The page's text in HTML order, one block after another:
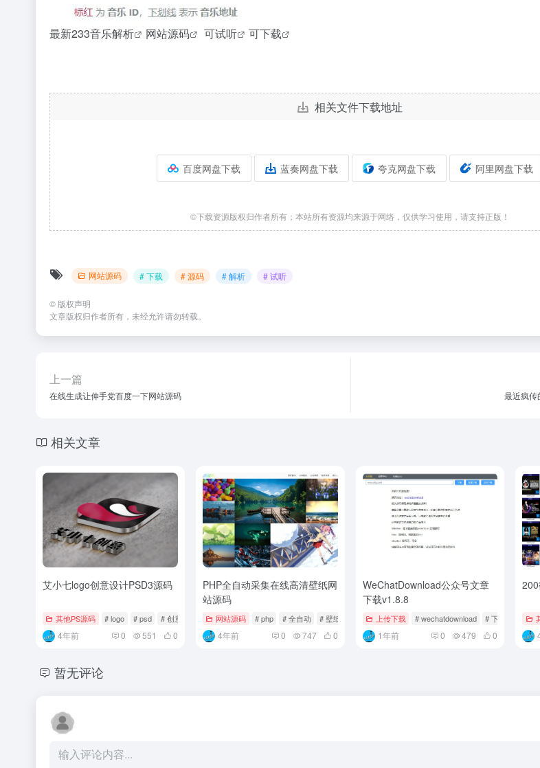
最新233音乐解析 网站源码 可试听 可下载
相关文件下载地址
百度网盘下载 蓝奏网盘下载 夸克网盘下载 阿里网盘下载
©下载资源版权归作者所有；本站所有资源均来源于网络，仅供学习使用，请支持正版！
网站源码 # 下载 # 源码 # 解析 # 试听
© 版权声明
文章版权归作者所有，未经允许请勿转载。
上一篇
在线生成让伸手党百度一下网站源码 最近疯传
相关文章
艾小七logo创意设计PSD3源码
其他PS源码 # logo # psd # 创意设计
4年前 0 551 0
PHP全自动采集在线高清壁纸网
站源码
网站源码 # php # 全自动 # 壁纸
4年前 0 747 0
WeChatDownload公众号文章
下载v1.8.8
上传下载 # wechatdownload # 下载 # 用户
1年前 0 479 0
暂无评论